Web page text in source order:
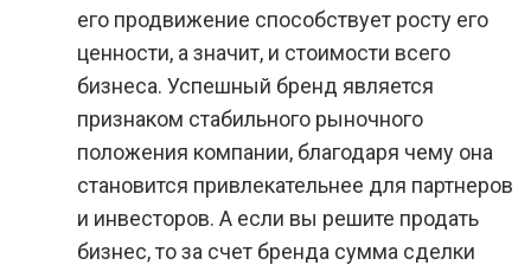
его продвижение способствует росту его
ценности, а значит, и стоимости всего
бизнеса. Успешный бренд является
признаком стабильного рыночного
положения компании, благодаря чему она
становится привлекательнее для партнеров
и инвесторов. А если вы решите продать
бизнес, то за счет бренда сумма сделки